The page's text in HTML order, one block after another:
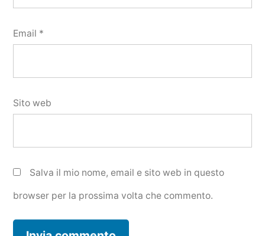
Email *
Sito web
Salva il mio nome, email e sito web in questo
browser per la prossima volta che commento.